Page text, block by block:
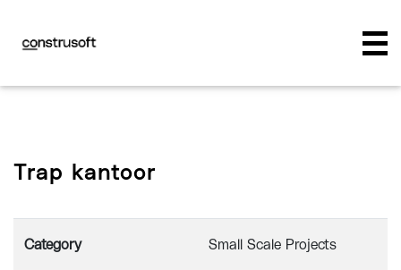
Trap kantoor
Category Small Scale Projects